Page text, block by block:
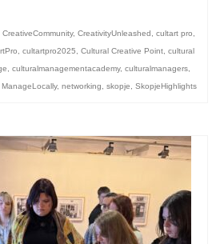
CreativeCommunity, CreativityUnleashed cultart pro
cultartpro2025 Cultural Creative Point cultural
culturalmanagementacademy, culturalmanagers
ManageLocally, networking skopje SkopjeHighlights